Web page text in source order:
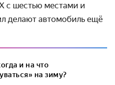
с шестью местами и
делают автомобиль ещё
и на что
на зиму?